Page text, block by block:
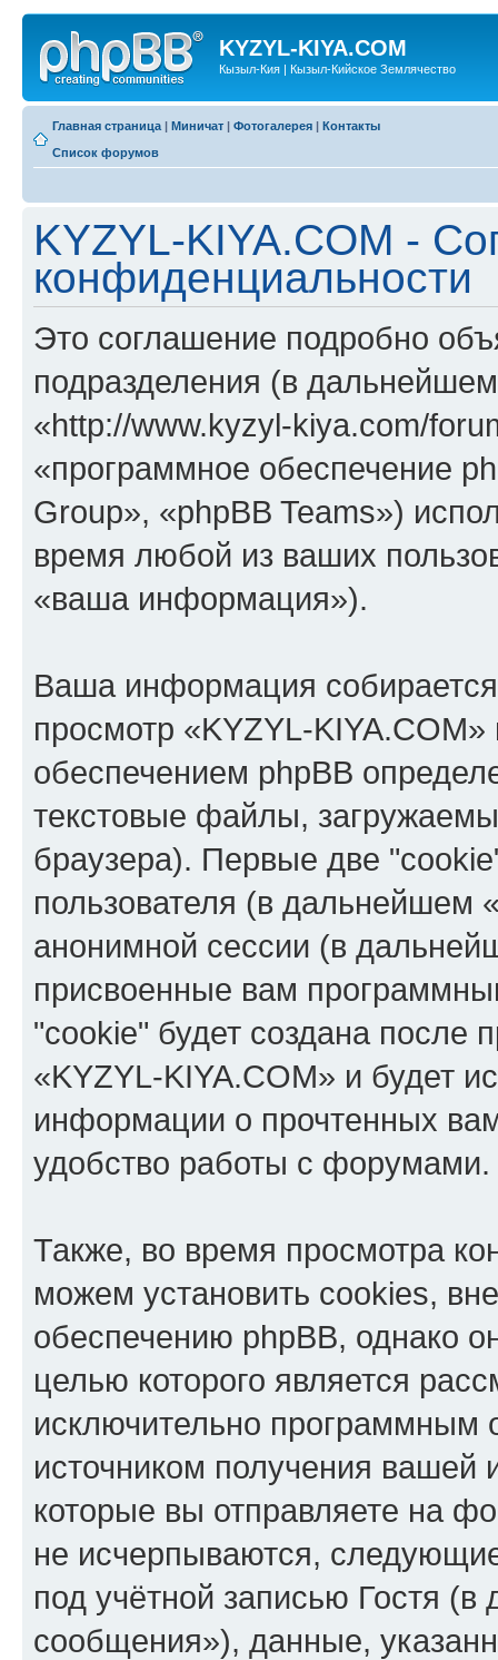
KYZYL-KIYA.COM
Кызыл-Кия | Кызыл-Кийское Землячество
Главная страница | Миничат | Фотогалерея | Контакты
Список форумов
KYZYL-KIYA.COM -
конфиденциальности
Это соглашение подробно
подразделения (в
«http://www.kyzyl-kiya.com/
«программное обеспечение
Group», «phpBB Teams»)
время любой из ваших
«ваша информация»).
Ваша информация
просмотр «KYZYL-
обеспечением phpBB
текстовые файлы,
браузера). Первые две
пользователя (в дальнейшем
анонимной сессии (в
присвоенные вам
"cookie" будет создана после
«KYZYL-KIYA.COM» и будет
информации о прочтенных
удобство работы с форумами.
Также, во время просмотра
можем установить cookies,
обеспечению phpBB, однако
целью которого является
исключительно программным
источником получения
которые вы отправляете на
не исчерпываются,
под учётной записью Гостя
сообщения»), данные,